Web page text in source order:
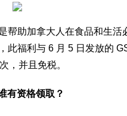
帮助加拿大人在食品和生活
此福利与 6 月 5 日发放的
，并且免税。
有资格领取？